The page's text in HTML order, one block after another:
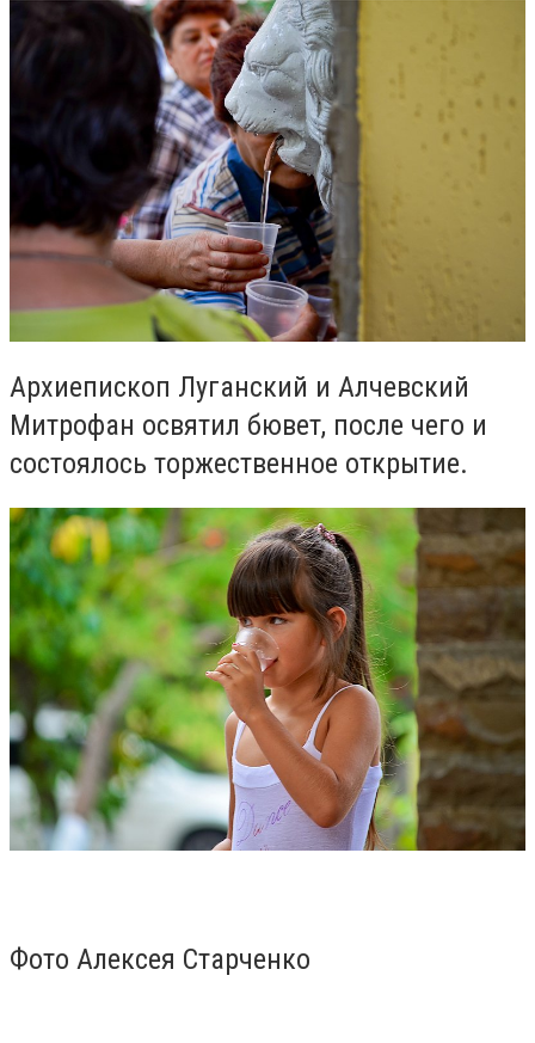
Архиепископ Луганский и Алчевский
Митрофан освятил бювет, после чего и
состоялось торжественное открытие.
Фото Алексея Старченко